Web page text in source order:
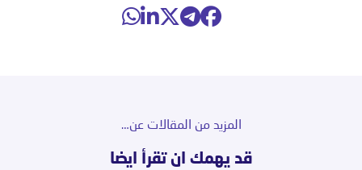
المزيد من المقالات عن…
قد يهمك ان تقرأ ايضا